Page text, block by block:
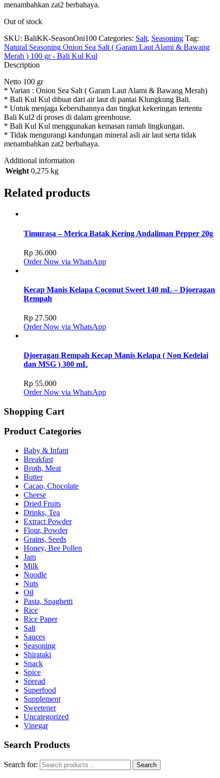
menambahkan zat2 berbahaya.
Out of stock
SKU: BaliKK-SeasonOni100 Categories: Salt, Seasoning Tag:
Natural Seasoning Onion Sea Salt ( Garam Laut Alami & Bawang
Merah ) 100 gr - Bali Kul Kul
Description
Netto 100 gr
* Varian : Onion Sea Salt ( Garam Laut Alami & Bawang Merah)
* Bali Kul Kul dibuat dari air laut di pantai Klungkung Bali.
* Untuk menjaga kebersihannya dan tingkat kekeringan tertentu
Bali Kul2 di proses di dalam greenhouse.
* Bali Kul Kul menggunakan kemasan ramah lingkungan.
* Tidak mengurangi kandungan mineral asli air laut serta tidak
menambahkan zat2 berbahaya.
Additional information
Weight 0,275 kg
Related products
Timurasa – Merica Batak Kering Andaliman Pepper 20g
Rp 36.000
Order Now via WhatsApp
Kecap Manis Kelapa Coconut Sweet 140 mL – Djoeragan
Rempah
Rp 27.500
Order Now via WhatsApp
Djoeragan Rempah Kecap Manis Kelapa ( Non Kedelai
dan MSG ) 300 mL
Rp 55.000
Order Now via WhatsApp
Shopping Cart
Product Categories
Baby & Infant
Breakfast
Broth, Meat
Butter
Cacao, Chocolate
Cheese
Dried Fruits
Drinks, Tea
Extract Powder
Flour, Powder
Grains, Seeds
Honey, Bee Pollen
Jam
Milk
Noodle
Nuts
Oil
Pasta, Spaghetti
Rice
Rice Paper
Salt
Sauces
Seasoning
Shirataki
Snack
Spice
Spread
Superfood
Supplement
Sweetener
Uncategorized
Vinegar
Search Products
Search for: Search